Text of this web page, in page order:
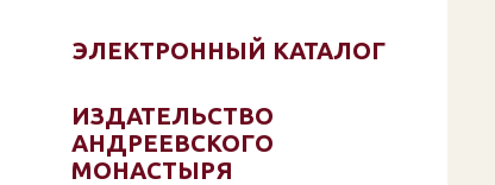
ЭЛЕКТРОННЫЙ КАТАЛОГ
ИЗДАТЕЛЬСТВО
АНДРЕЕВСКОГО
МОНАСТЫРЯ